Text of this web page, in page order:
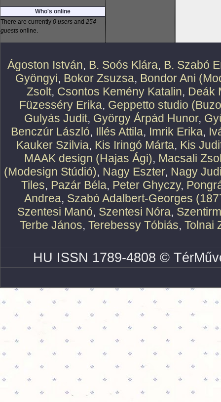
Who's online
There are currently 0 users and 254
guests online.
Ágoston István, B. Soós Klára, B. Szabó
Gyöngyi, Bokor Zsuzsa, Bondor Ani
Zsolt, Csontos Kemény Katalin, Deák
Füzesséry Erika, Geppetto studio
Gulyás Judit, György Árpád Hunor,
Benczúr László, Illés Attila, Imrik Erika,
Kauker Szilvia, Kis Iringó Márta, Kis
MAAK design (Hajas Ági), Macsali
(Modesign Stúdió), Nagy Eszter, Nagy
Tiles, Pazár Béla, Peter Ghyczy,
Andrea, Szabó Adalbert-Georges
Szentesi Manó, Szentesi Nóra,
Terbe János, Terebessy Tóbiás, Tolnai
HU ISSN 1789-4808 ©